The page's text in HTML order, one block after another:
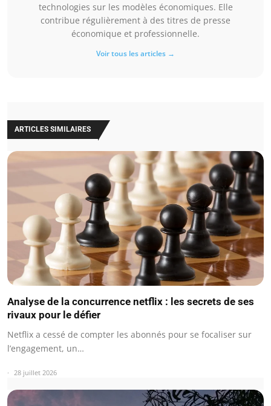
technologies sur les modèles économiques. Elle
contribue régulièrement à des titres de presse
économique et professionnelle.
Voir tous les articles →
ARTICLES SIMILAIRES
Analyse de la concurrence netflix : les secrets de ses
rivaux pour le défier
Netflix a cessé de compter les abonnés pour se focaliser sur
l’engagement, un…
28 juillet 2026